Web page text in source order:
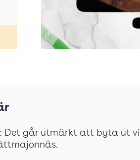
Det går utmärkt att byta ut